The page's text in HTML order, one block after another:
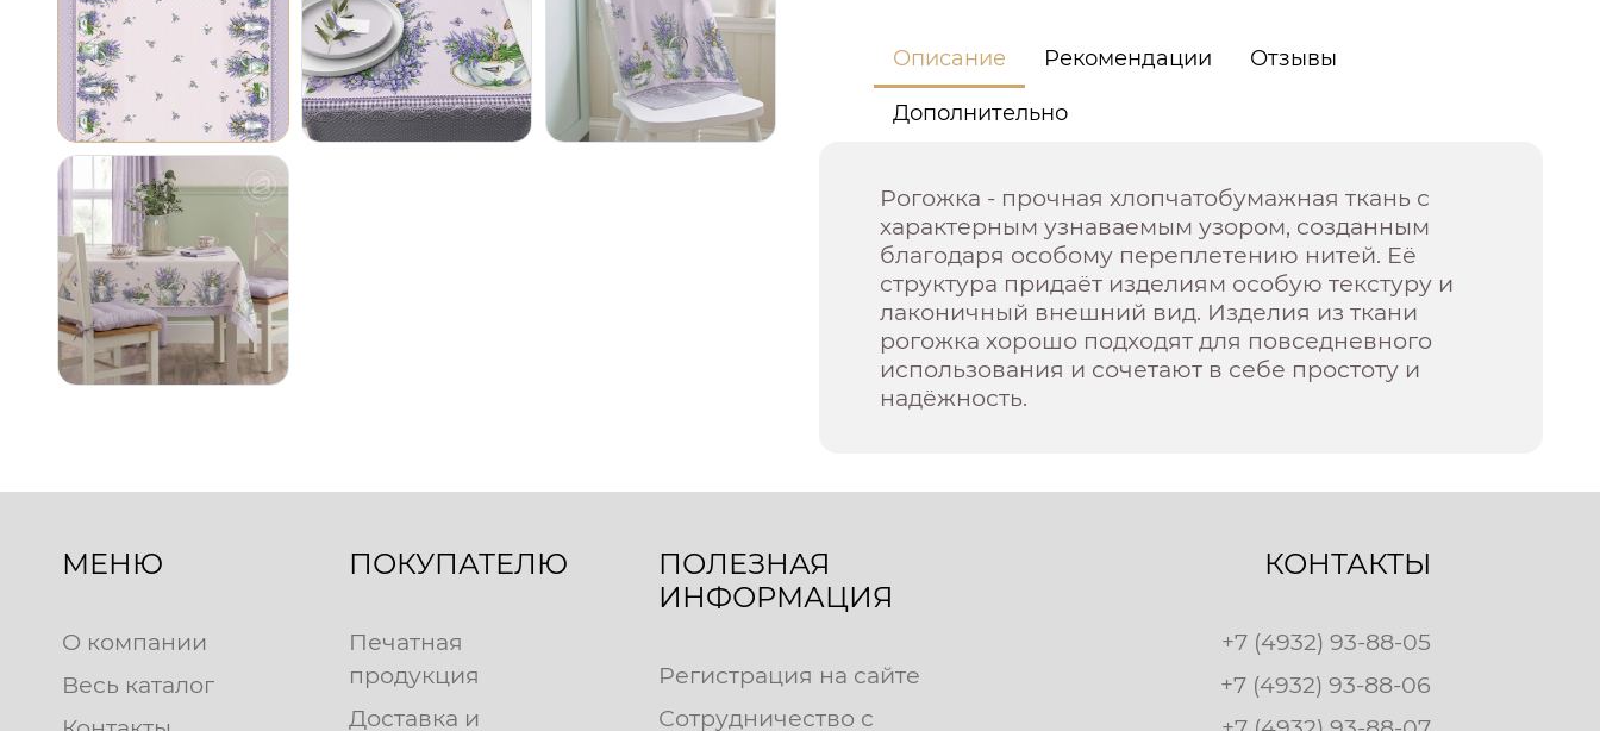
Описание Рекомендации Отзывы
Дополнительно
Рогожка - прочная хлопчатобумажная ткань с
характерным узнаваемым узором, созданным
благодаря особому переплетению нитей. Её
структура придаёт изделиям особую текстуру и
лаконичный внешний вид. Изделия из ткани
рогожка хорошо подходят для повседневного
использования и сочетают в себе простоту и
надёжность.
МЕНЮ
О компании
Весь каталог
ПОКУПАТЕЛЮ
Печатная
продукция
Доставка и
ПОЛЕЗНАЯ
ИНФОРМАЦИЯ
Регистрация на сайте
Сотрудничество с
КОНТАКТЫ
+7 (4932) 93-88-05
+7 (4932) 93-88-06